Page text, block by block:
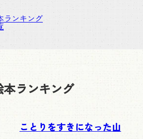
ランキング
ランキング
ことりをすきになった山